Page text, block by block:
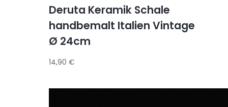
Deruta Keramik Schale
handbemalt Italien Vintage
Ø 24cm
14,90€